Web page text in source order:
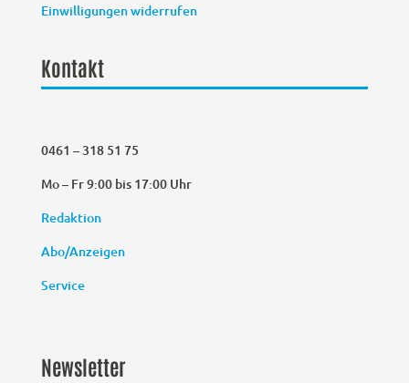
Einwilligungen widerrufen
Kontakt
0461 – 318 51 75
Mo – Fr 9:00 bis 17:00 Uhr
Redaktion
Abo/Anzeigen
Service
Newsletter